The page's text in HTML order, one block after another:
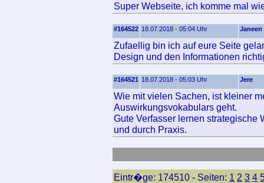
Super Webseite, ich komme mal
#164522 18.07.2018 - 05:04 Uhr Janeen
Zufaellig bin ich auf eure Seite
Design und den Informationen
#164521 18.07.2018 - 05:03 Uhr Jere
Wie mit vielen Sachen, ist kleiner
Auswirkungsvokabulars geht.
Gute Verfasser lernen strategische
und durch Praxis.
Eintr�ge: 174510 - Seiten: 1 2 3 4